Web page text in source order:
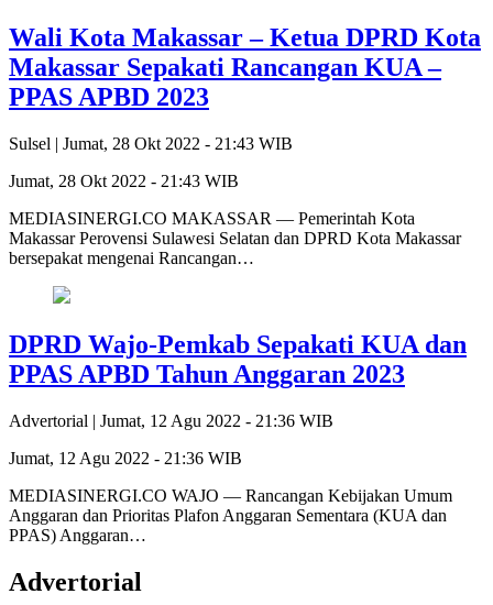
Wali Kota Makassar – Ketua DPRD Kota
Makassar Sepakati Rancangan KUA –
PPAS APBD 2023
Sulsel | Jumat, 28 Okt 2022 - 21:43 WIB
Jumat, 28 Okt 2022 - 21:43 WIB
MEDIASINERGI.CO MAKASSAR — Pemerintah Kota
Makassar Perovensi Sulawesi Selatan dan DPRD Kota Makassar
bersepakat mengenai Rancangan…
DPRD Wajo-Pemkab Sepakati KUA dan
PPAS APBD Tahun Anggaran 2023
Advertorial | Jumat, 12 Agu 2022 - 21:36 WIB
Jumat, 12 Agu 2022 - 21:36 WIB
MEDIASINERGI.CO WAJO — Rancangan Kebijakan Umum
Anggaran dan Prioritas Plafon Anggaran Sementara (KUA dan
PPAS) Anggaran…
Advertorial